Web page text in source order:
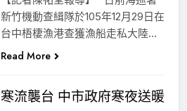
新竹機動查緝隊於105年12月29日在
台中梧棲漁港查獲漁船走私大陸…
Read More
寒流襲台 中市政府寒夜送暖